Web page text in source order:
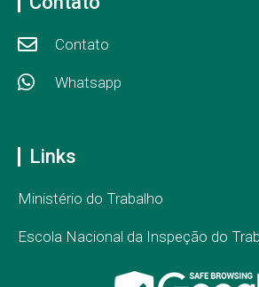
Contato
Whatsapp
Links
Ministério do Trabalho
Escola Nacional da Inspeção do